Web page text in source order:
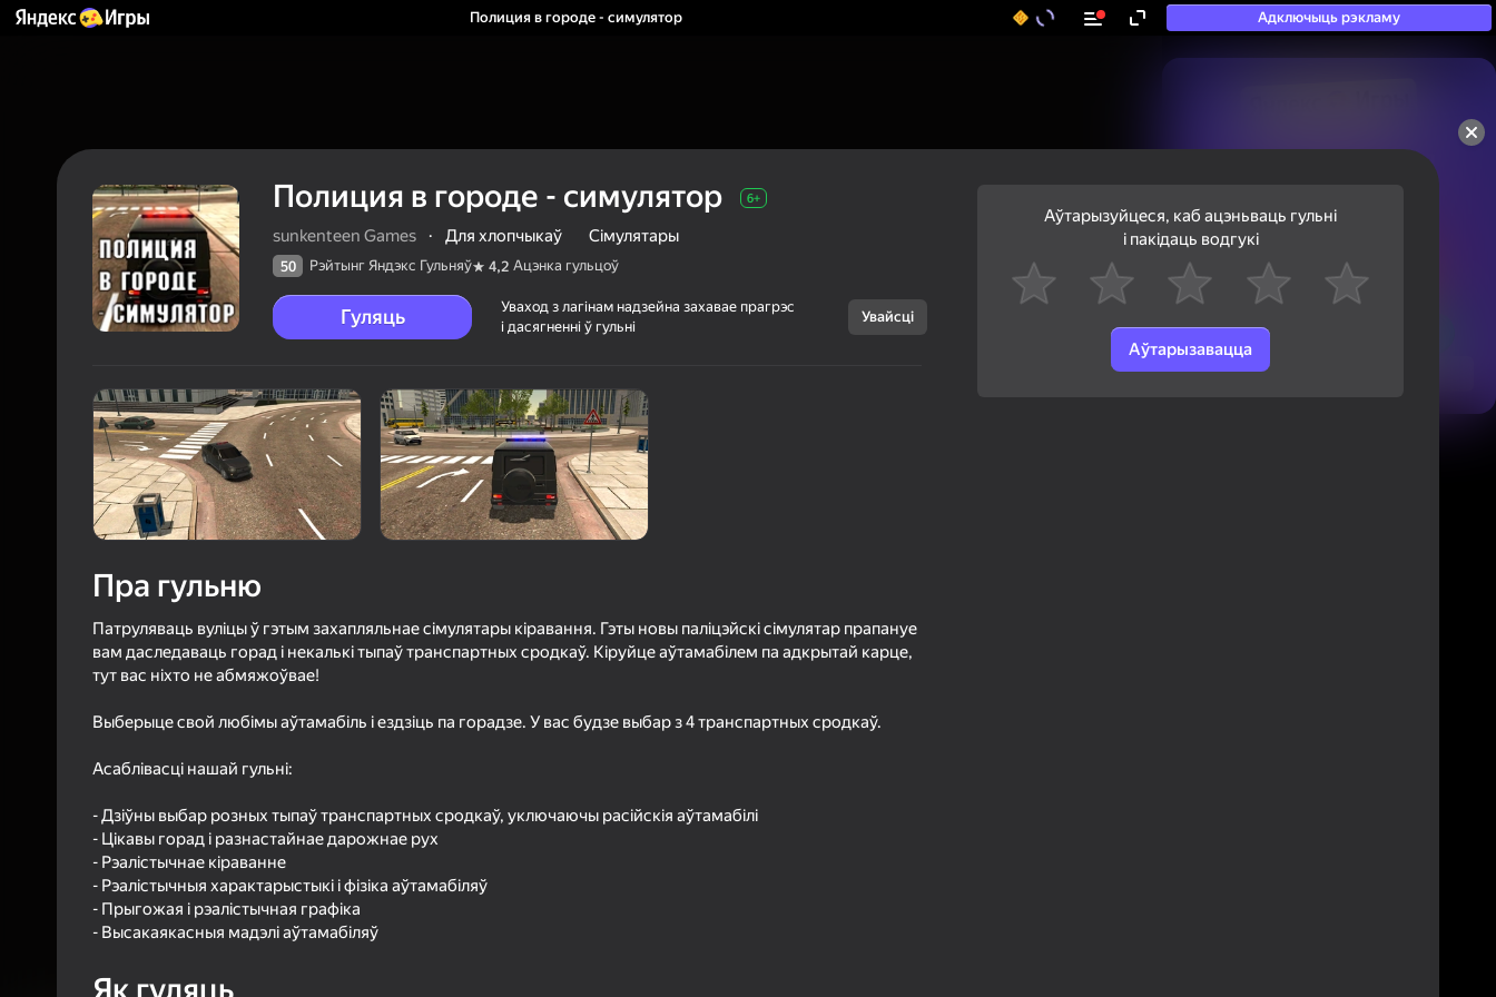
Полиция в городе - симулятор Адключыць рэкламу
50+ тап-гульняў, у якія
гуляюць нават тыя, хто
Скасаваць
городе -
симулятор
sunkenteen Games
Для хлопчыкаў
Сімулятары
50 Рэйтынг Яндэкс Гульняў
4,2 Ацэнка гульцоў
Полиция в городе - симулятор 6+
sunkenteen Games · Для хлопчыкаў Сімулятары
50 Рэйтынг Яндэкс Гульняў 4,2 Ацэнка гульцоў
Гуляць
Уваход з лагінам надзейна захавае прагрэс
і дасягненні ў гульні
Увайсці
Пра гульню
Патруляваць вуліцы ў гэтым захапляльнае сімулятары кіравання. Гэты новы паліцэйскі сімулятар прапануе
вам даследаваць горад і некалькі тыпаў транспартных сродкаў. Кіруйце аўтамабілем па адкрытай карце,
тут вас ніхто не абмяжоўвае!
Выберыце свой любімы аўтамабіль і ездзіць па горадзе. У вас будзе выбар з 4 транспартных сродкаў.
Асаблівасці нашай гульні:
- Дзіўны выбар розных тыпаў транспартных сродкаў, уключаючы расійскія аўтамабілі
- Цікавы горад і разнастайнае дарожнае рух
- Рэалістычнае кіраванне
- Рэалістычныя характарыстыкі і фізіка аўтамабіляў
- Прыгожая і рэалістычная графіка
- Высакаякасныя мадэлі аўтамабіляў
Аўтарызуйцеся, каб ацэньваць гульні
і пакідаць водгукі
Аўтарызавацца